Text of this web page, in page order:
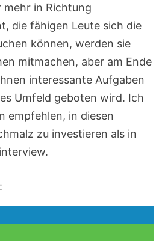
in Richtung
die fähigen Leute sich die
können, werden sie
mitmachen, aber am Ende
interessante Aufgaben
Umfeld geboten wird. Ich
empfehlen, in diesen
zu investieren als in